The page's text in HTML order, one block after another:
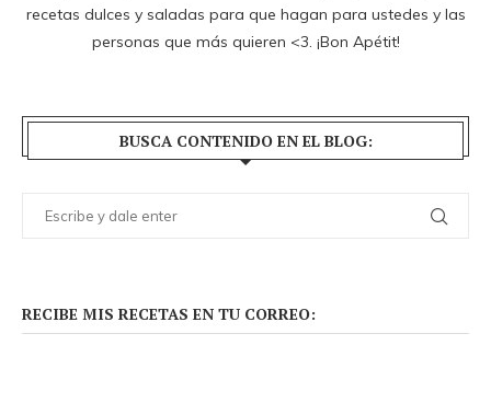
recetas dulces y saladas para que hagan para ustedes y las
personas que más quieren <3. ¡Bon Apétit!
BUSCA CONTENIDO EN EL BLOG:
RECIBE MIS RECETAS EN TU CORREO: